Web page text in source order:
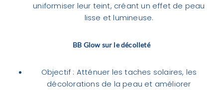
uniformiser leur teint, créant un effet de peau
lisse et lumineuse.
BB Glow sur le décolleté
Objectif : Atténuer les taches solaires, les
décolorations de la peau et améliorer